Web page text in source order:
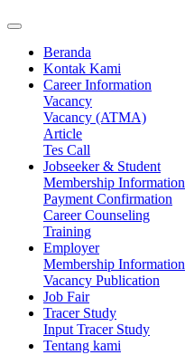
Beranda
Kontak Kami
Career Information
Vacancy
Vacancy (ATMA)
Article
Tes Call
Jobseeker & Student
Membership Information
Payment Confirmation
Career Counseling
Training
Employer
Membership Information
Vacancy Publication
Job Fair
Tracer Study
Input Tracer Study
Tentang kami